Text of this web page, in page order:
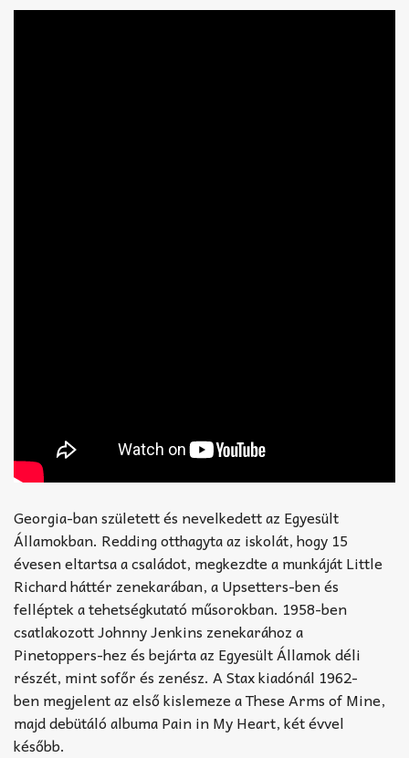
Georgia-ban született és nevelkedett az Egyesült
Államokban. Redding otthagyta az iskolát, hogy 15
évesen eltartsa a családot, megkezdte a munkáját Little
Richard háttér zenekarában, a Upsetters-ben és
felléptek a tehetségkutató műsorokban. 1958-ben
csatlakozott Johnny Jenkins zenekarához a
Pinetoppers-hez és bejárta az Egyesült Államok déli
részét, mint sofőr és zenész. A Stax kiadónál 1962-
ben megjelent az első kislemeze a These Arms of Mine,
majd debütáló albuma Pain in My Heart, két évvel
később.